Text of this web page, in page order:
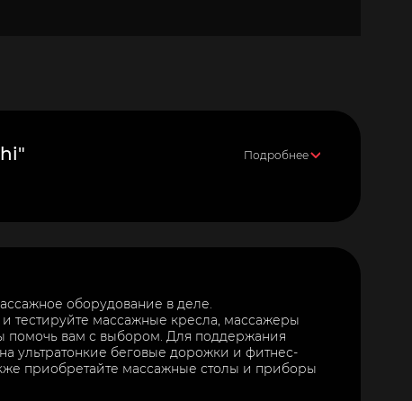
Подробнее
оборудование в деле.
тестируйте массажные кресла, массажеры
помочь вам с выбором. Для поддержания
ультратонкие беговые дорожки и фитнес-
приобретайте массажные столы и приборы